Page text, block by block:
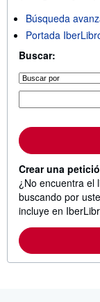
Búsqueda
Portada
Buscar:
Crear una
¿No encuentra el
buscando por
incluye en